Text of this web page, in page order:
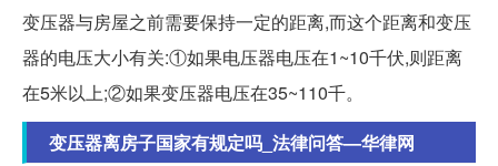
变压器与房屋之前需要保持一定的距离,而这个距离和变压
器的电压大小有关:①如果电压器电压在1~10千伏,则距离
在5米以上;②如果变压器电压在35~110千。
变压器离房子国家有规定吗_法律问答—华律网